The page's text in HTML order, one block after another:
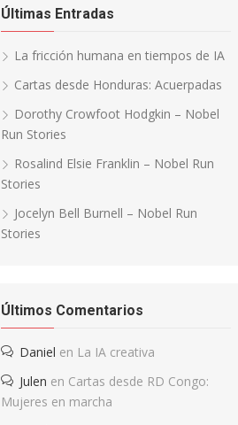
Últimas Entradas
La fricción humana en tiempos de IA
Cartas desde Honduras: Acuerpadas
Dorothy Crowfoot Hodgkin – Nobel
Run Stories
Rosalind Elsie Franklin – Nobel Run
Stories
Jocelyn Bell Burnell – Nobel Run
Stories
Últimos Comentarios
Daniel en La IA creativa
Julen en Cartas desde RD Congo:
Mujeres en marcha